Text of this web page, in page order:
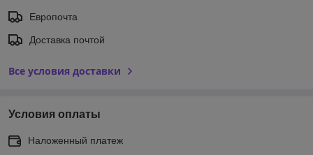
Европочта
Доставка почтой
Все условия доставки
Условия оплаты
Наложенный платеж